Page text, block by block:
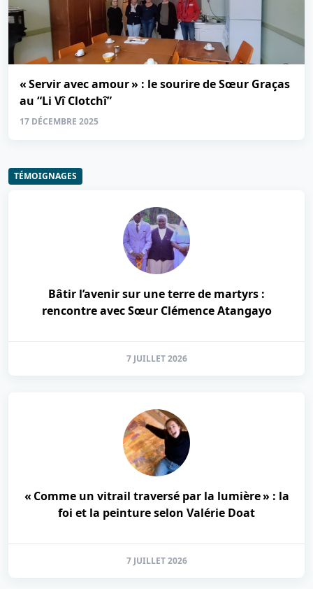
« Servir avec amour » : le sourire de Sœur Graças
au “Li Vî Clotchî”
17 DÉCEMBRE 2025
TÉMOIGNAGES
Bâtir l’avenir sur une terre de martyrs :
rencontre avec Sœur Clémence Atangayo
7 JUILLET 2026
« Comme un vitrail traversé par la lumière » : la
foi et la peinture selon Valérie Doat
7 JUILLET 2026